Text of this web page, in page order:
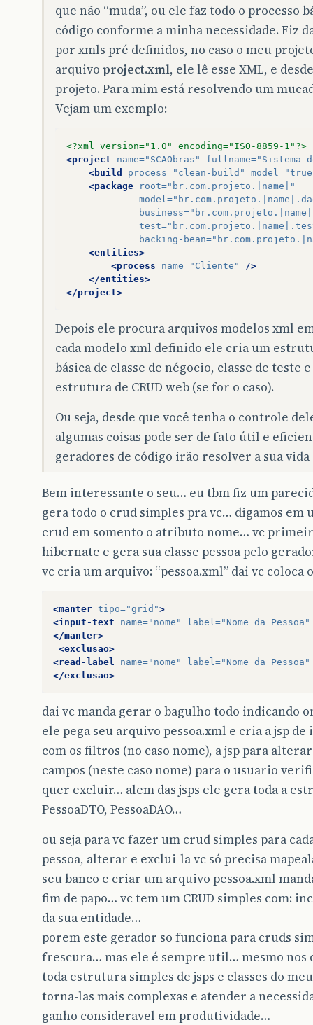
que não “muda”, ou ele faz todo o processo
código conforme a minha necessidade. Fiz
por xmls pré definidos, no caso o meu
arquivo project.xml, ele lê esse XML, e
projeto. Para mim está resolvendo um
Vejam um exemplo:
<?xml version="1.0" encoding="ISO-8859-1"?>
<project
name="SCAObras" fullname="Sistema
<build
process="clean-build" model=
<package
root="br.com.projeto.|name|"
model=
business=
test=
backing-bean=
<entities>
<process
name="Cliente"
/>
</entities>
</project>
Depois ele procura arquivos modelos xml
cada modelo xml definido ele cria um
básica de classe de négocio, classe de teste
estrutura de CRUD web (se for o caso).
Ou seja, desde que você tenha o controle
algumas coisas pode ser de fato útil e
geradores de código irão resolver a sua
Bem interessante o seu… eu tbm fiz um
gera todo o crud simples pra vc… digamos em
crud em somento o atributo nome… vc
hibernate e gera sua classe pessoa pelo
vc cria um arquivo: “pessoa.xml” dai vc coloca
<manter tipo="grid">
<input-text
name="nome" label="Nome da Pessoa"
</manter>
<exclusao>
<read-label
name="nome" label="Nome da Pessoa"
</exclusao>
dai vc manda gerar o bagulho todo indicando
ele pega seu arquivo pessoa.xml e cria a jsp
com os filtros (no caso nome), a jsp para
campos (neste caso nome) para o usuario
quer excluir… alem das jsps ele gera toda a
PessoaDTO, PessoaDAO…
ou seja para vc fazer um crud simples para
pessoa, alterar e exclui-la vc só precisa
seu banco e criar um arquivo pessoa.xml
fim de papo… vc tem um CRUD simples com:
da sua entidade…
porem este gerador so funciona para cruds
frescura… mas ele é sempre util… mesmo nos
toda estrutura simples de jsps e classes do
torna-las mais complexas e atender a
ganho consideravel em produtividade…